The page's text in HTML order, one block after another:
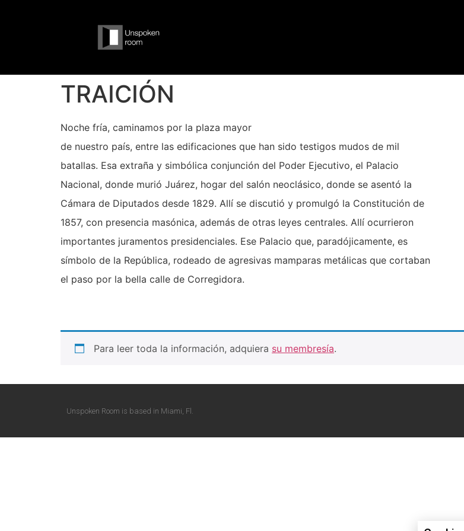
TRAICIÓN
Noche fría, caminamos por la plaza mayor
de nuestro país, entre las edificaciones que han sido testigos mudos de mil
batallas. Esa extraña y simbólica conjunción del Poder Ejecutivo, el Palacio
Nacional, donde murió Juárez, hogar del salón neoclásico, donde se asentó la
Cámara de Diputados desde 1829. Allí se discutió y promulgó la Constitución de
1857, con presencia masónica, además de otras leyes centrales. Allí ocurrieron
importantes juramentos presidenciales. Ese Palacio que, paradójicamente, es
símbolo de la República, rodeado de agresivas mamparas metálicas que cortaban
el paso por la bella calle de Corregidora.
Para leer toda la información, adquiera su membresía.
Unspoken Room is based in Miami, Fl.